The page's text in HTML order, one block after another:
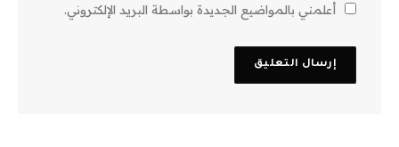
أعلمني بالمواضيع الجديدة بواسطة البريد الإلكتروني.